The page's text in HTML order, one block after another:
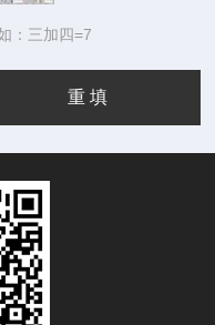
：三加四=7